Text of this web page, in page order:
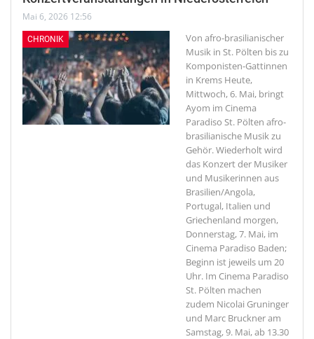
Mai 6, 2026 12:56
CHRONIK
Von afro-brasilianischer
Musik in St. Pölten bis zu
Komponisten-Gattinnen
in Krems Heute,
Mittwoch, 6. Mai, bringt
Ayom im Cinema
Paradiso St. Pölten afro-
brasilianische Musik zu
Gehör. Wiederholt wird
das Konzert der Musiker
und Musikerinnen aus
Brasilien/Angola,
Portugal, Italien und
Griechenland morgen,
Donnerstag, 7. Mai, im
Cinema Paradiso Baden;
Beginn ist jeweils um 20
Uhr. Im Cinema Paradiso
St. Pölten machen
zudem Nicolai Gruninger
und Marc Bruckner am
Samstag, 9. Mai, ab 13.30